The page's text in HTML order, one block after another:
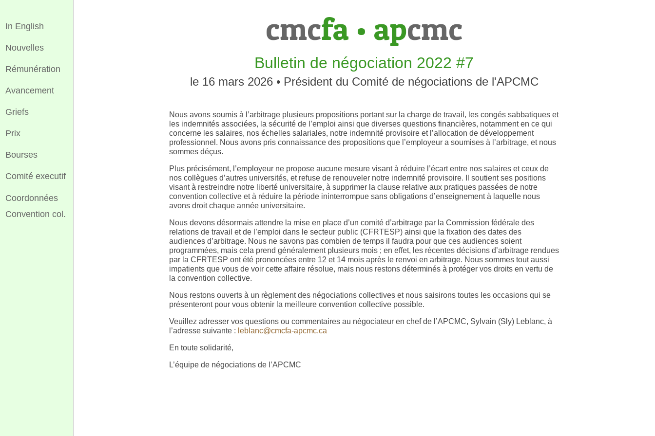
In English
Nouvelles
Rémunération
Avancement
Griefs
Prix
Bourses
Comité executif
Coordonnées
Convention col.
cmcfa • apcmc
Bulletin de négociation 2022 #7
le 16 mars 2026 • Président du Comité de négociations de l'APCMC
Nous avons soumis à l’arbitrage plusieurs propositions portant sur la charge de travail, les congés sabbatiques et
les indemnités associées, la sécurité de l’emploi ainsi que diverses questions financières, notamment en ce qui
concerne les salaires, nos échelles salariales, notre indemnité provisoire et l’allocation de développement
professionnel. Nous avons pris connaissance des propositions que l’employeur a soumises à l’arbitrage, et nous
sommes déçus.
Plus précisément, l’employeur ne propose aucune mesure visant à réduire l’écart entre nos salaires et ceux de
nos collègues d’autres universités, et refuse de renouveler notre indemnité provisoire. Il soutient ses positions
visant à restreindre notre liberté universitaire, à supprimer la clause relative aux pratiques passées de notre
convention collective et à réduire la période ininterrompue sans obligations d’enseignement à laquelle nous
avons droit chaque année universitaire.
Nous devons désormais attendre la mise en place d’un comité d’arbitrage par la Commission fédérale des
relations de travail et de l’emploi dans le secteur public (CFRTESP) ainsi que la fixation des dates des
audiences d’arbitrage. Nous ne savons pas combien de temps il faudra pour que ces audiences soient
programmées, mais cela prend généralement plusieurs mois ; en effet, les récentes décisions d’arbitrage rendues
par la CFRTESP ont été prononcées entre 12 et 14 mois après le renvoi en arbitrage. Nous sommes tout aussi
impatients que vous de voir cette affaire résolue, mais nous restons déterminés à protéger vos droits en vertu de
la convention collective.
Nous restons ouverts à un règlement des négociations collectives et nous saisirons toutes les occasions qui se
présenteront pour vous obtenir la meilleure convention collective possible.
Veuillez adresser vos questions ou commentaires au négociateur en chef de l’APCMC, Sylvain (Sly) Leblanc, à
l’adresse suivante : leblanc@cmcfa-apcmc.ca
En toute solidarité,
L’équipe de négociations de l’APCMC